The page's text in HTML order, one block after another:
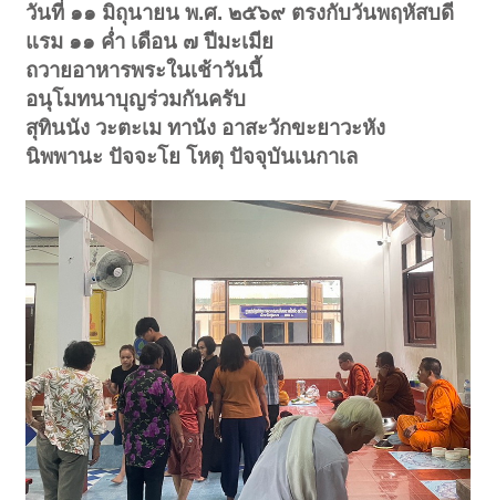
วันที่ ๑๑ มิถุนายน พ.ศ. ๒๕๖๙ ตรงกับวันพฤหัสบดี
แรม ๑๑ ค่ำ เดือน ๗ ปีมะเมีย
ถวายอาหารพระในเช้าวันนี้
อนุโมทนาบุญร่วมกันครับ
สุทินนัง วะตะเม ทานัง อาสะวักขะยาวะหัง
นิพพานะ ปัจจะโย โหตุ ปัจจุบันเนกาเล